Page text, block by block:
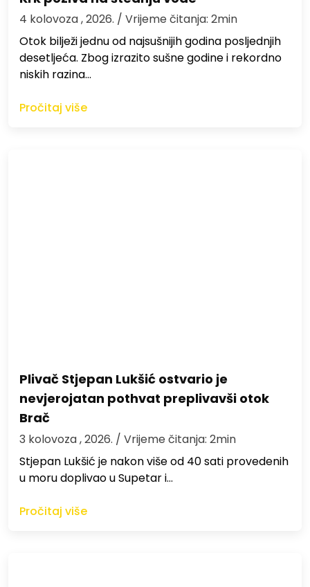
4 kolovoza , 2026. / Vrijeme čitanja: 2min
Otok bilježi jednu od najsušnijih godina posljednjih
desetljeća. Zbog izrazito sušne godine i rekordno
niskih razina…
Pročitaj više
Plivač Stjepan Lukšić ostvario je
nevjerojatan pothvat preplivavši otok
Brač
3 kolovoza , 2026. / Vrijeme čitanja: 2min
St​jepan Lukšić je nakon više od 40 sati provedenih
u moru doplivao u Supetar i…
Pročitaj više